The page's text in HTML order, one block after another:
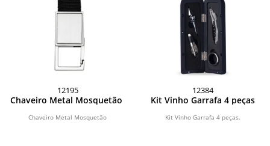
12195
Chaveiro Metal Mosquetão
Chaveiro Metal Mosquetão
12384
Kit Vinho Garrafa 4 peças
Kit Vinho Garrafa 4 peças.